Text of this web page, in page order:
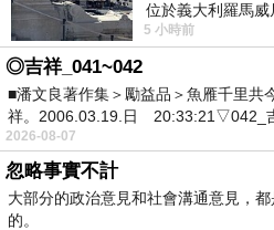
位於義大利羅馬威
用以紀念統一義大
5 小時前
◎吉祥_041~042
■潘文良著作集＞勵益品＞魚雁千里
祥。2006.03.19.日 20:33:21▽042_
2026-08-07
忽略事實不計
大部分的政治意見和社會溝通意見，
的。